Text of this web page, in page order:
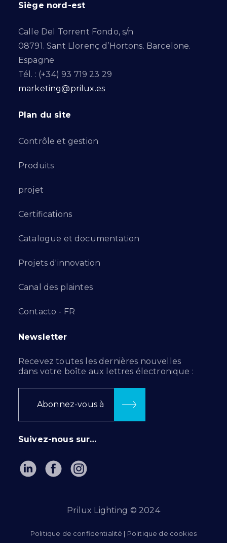
Siège nord-est
Calle Del Torrent Fondo, s/n
08791. Sant Llorenç d’Hortons. Barcelone.
Espagne
Tél. : (+34) 93 719 23 29
marketing@prilux.es
Plan du site
Contrôle et gestion
Produits
projet
Certifications
Catalogue et documentation
Projets d'innovation
Canal des plaintes
Contacto - FR
Newsletter
Recevez toutes les dernières nouvelles
dans votre boîte aux lettres électronique :
Abonnez-vous à
Suivez-nous sur…
Prilux Lighting © 2024
Politique de confidentialité | Politique de cookies